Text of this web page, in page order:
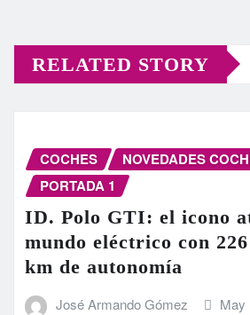
RELATED STORY
COCHES
NOVEDADES
PORTADA 1
ID. Polo GTI: el icono
mundo eléctrico con
km de autonomía
José Armando Gómez May